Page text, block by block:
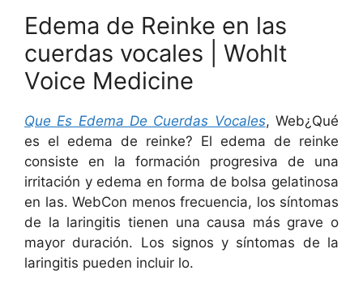
Edema de Reinke en las
cuerdas vocales | Wohlt
Voice Medicine
Que Es Edema De Cuerdas Vocales, Web¿Qué
es el edema de reinke? El edema de reinke
consiste en la formación progresiva de una
irritación y edema en forma de bolsa gelatinosa
en las. WebCon menos frecuencia, los síntomas
de la laringitis tienen una causa más grave o
mayor duración. Los signos y síntomas de la
laringitis pueden incluir lo.